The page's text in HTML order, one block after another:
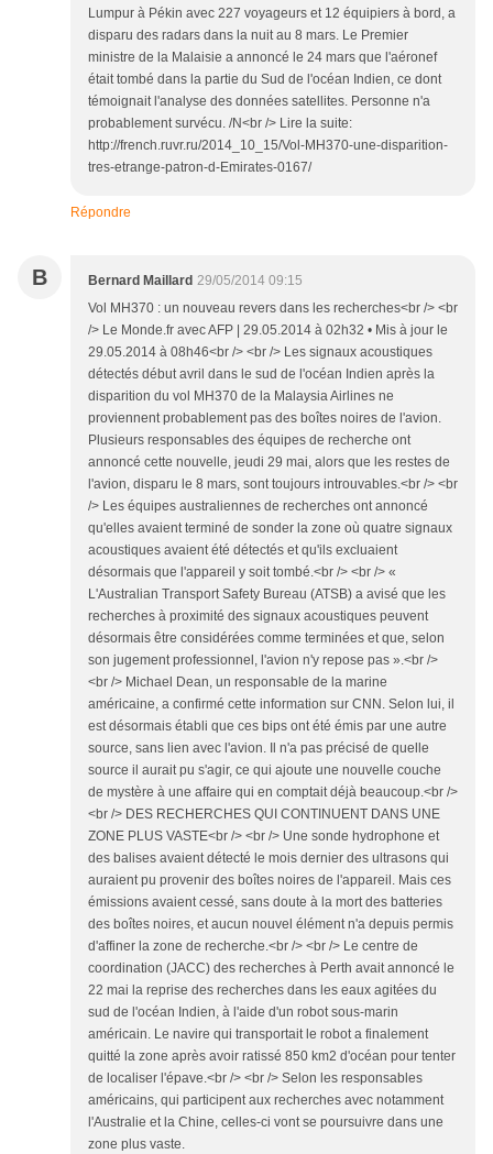
Lumpur à Pékin avec 227 voyageurs et 12 équipiers à bord, a
disparu des radars dans la nuit au 8 mars. Le Premier
ministre de la Malaisie a annoncé le 24 mars que l'aéronef
était tombé dans la partie du Sud de l'océan Indien, ce dont
témoignait l'analyse des données satellites. Personne n'a
probablement survécu. /N<br /> Lire la suite:
http://french.ruvr.ru/2014_10_15/Vol-MH370-une-disparition-
tres-etrange-patron-d-Emirates-0167/
Répondre
B Bernard Maillard 29/05/2014 09:15
Vol MH370 : un nouveau revers dans les recherches<br /> <br
/> Le Monde.fr avec AFP | 29.05.2014 à 02h32 • Mis à jour le
29.05.2014 à 08h46<br /> <br /> Les signaux acoustiques
détectés début avril dans le sud de l'océan Indien après la
disparition du vol MH370 de la Malaysia Airlines ne
proviennent probablement pas des boîtes noires de l'avion.
Plusieurs responsables des équipes de recherche ont
annoncé cette nouvelle, jeudi 29 mai, alors que les restes de
l'avion, disparu le 8 mars, sont toujours introuvables.<br /> <br
/> Les équipes australiennes de recherches ont annoncé
qu'elles avaient terminé de sonder la zone où quatre signaux
acoustiques avaient été détectés et qu'ils excluaient
désormais que l'appareil y soit tombé.<br /> <br /> «
L'Australian Transport Safety Bureau (ATSB) a avisé que les
recherches à proximité des signaux acoustiques peuvent
désormais être considérées comme terminées et que, selon
son jugement professionnel, l'avion n'y repose pas ».<br />
<br /> Michael Dean, un responsable de la marine
américaine, a confirmé cette information sur CNN. Selon lui, il
est désormais établi que ces bips ont été émis par une autre
source, sans lien avec l'avion. Il n'a pas précisé de quelle
source il aurait pu s'agir, ce qui ajoute une nouvelle couche
de mystère à une affaire qui en comptait déjà beaucoup.<br />
<br /> DES RECHERCHES QUI CONTINUENT DANS UNE
ZONE PLUS VASTE<br /> <br /> Une sonde hydrophone et
des balises avaient détecté le mois dernier des ultrasons qui
auraient pu provenir des boîtes noires de l'appareil. Mais ces
émissions avaient cessé, sans doute à la mort des batteries
des boîtes noires, et aucun nouvel élément n'a depuis permis
d'affiner la zone de recherche.<br /> <br /> Le centre de
coordination (JACC) des recherches à Perth avait annoncé le
22 mai la reprise des recherches dans les eaux agitées du
sud de l'océan Indien, à l'aide d'un robot sous-marin
américain. Le navire qui transportait le robot a finalement
quitté la zone après avoir ratissé 850 km2 d'océan pour tenter
de localiser l'épave.<br /> <br /> Selon les responsables
américains, qui participent aux recherches avec notamment
l'Australie et la Chine, celles-ci vont se poursuivre dans une
zone plus vaste.